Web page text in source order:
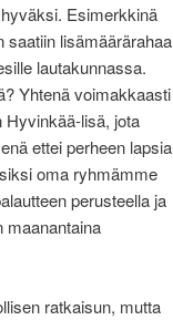
Esimerkkinä
saatiin lisämäärärahaa
lautakunnassa.
Yhtenä voimakkaasti
Hyvinkää-lisä, jota
ettei perheen lapsia
oma ryhmämme
perusteella ja
ratkaisun, mutta